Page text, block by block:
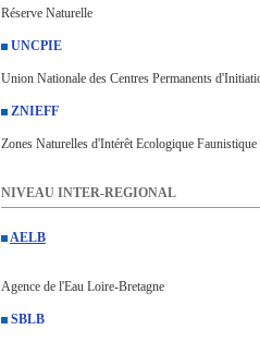
Réserve Naturelle
UNCPIE
Union Nationale des Centres Permanents
ZNIEFF
Zones Naturelles d'Intérêt Ecologique
NIVEAU INTER-REGIONAL
AELB
Agence de l'Eau Loire-Bretagne
SBLB